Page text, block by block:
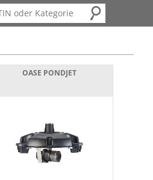
OASE PONDJET